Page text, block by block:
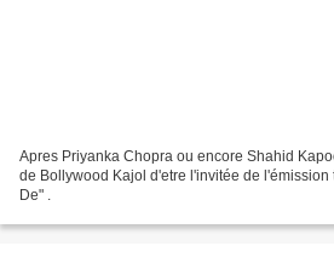
Apres Priyanka Chopra ou encore Shahid
de Bollywood Kajol d'etre l'invitée de l'émission
De" .